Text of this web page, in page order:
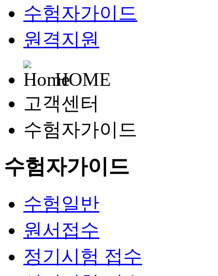
수험자가이드
원격지원
HOME
고객센터
수험자가이드
수험자가이드
수험일반
원서접수
정기시험 접수